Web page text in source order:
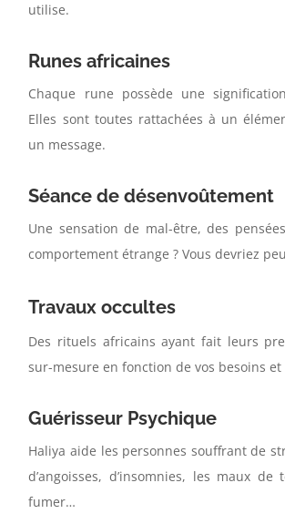
utilise.
Runes africaines
Chaque rune possède une
Elles sont toutes rattachées à un
un message.
Séance de désenvoûtement
Une sensation de mal-être, des
comportement étrange ? Vous devriez
Travaux occultes
Des rituels africains ayant fait leurs
sur-mesure en fonction de vos besoins et
Guérisseur Psychique
Haliya aide les personnes souffrant de
d’angoisses, d’insomnies, les maux
fumer…